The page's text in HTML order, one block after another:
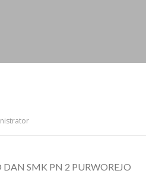
SMK PN 2 PURWOREJO